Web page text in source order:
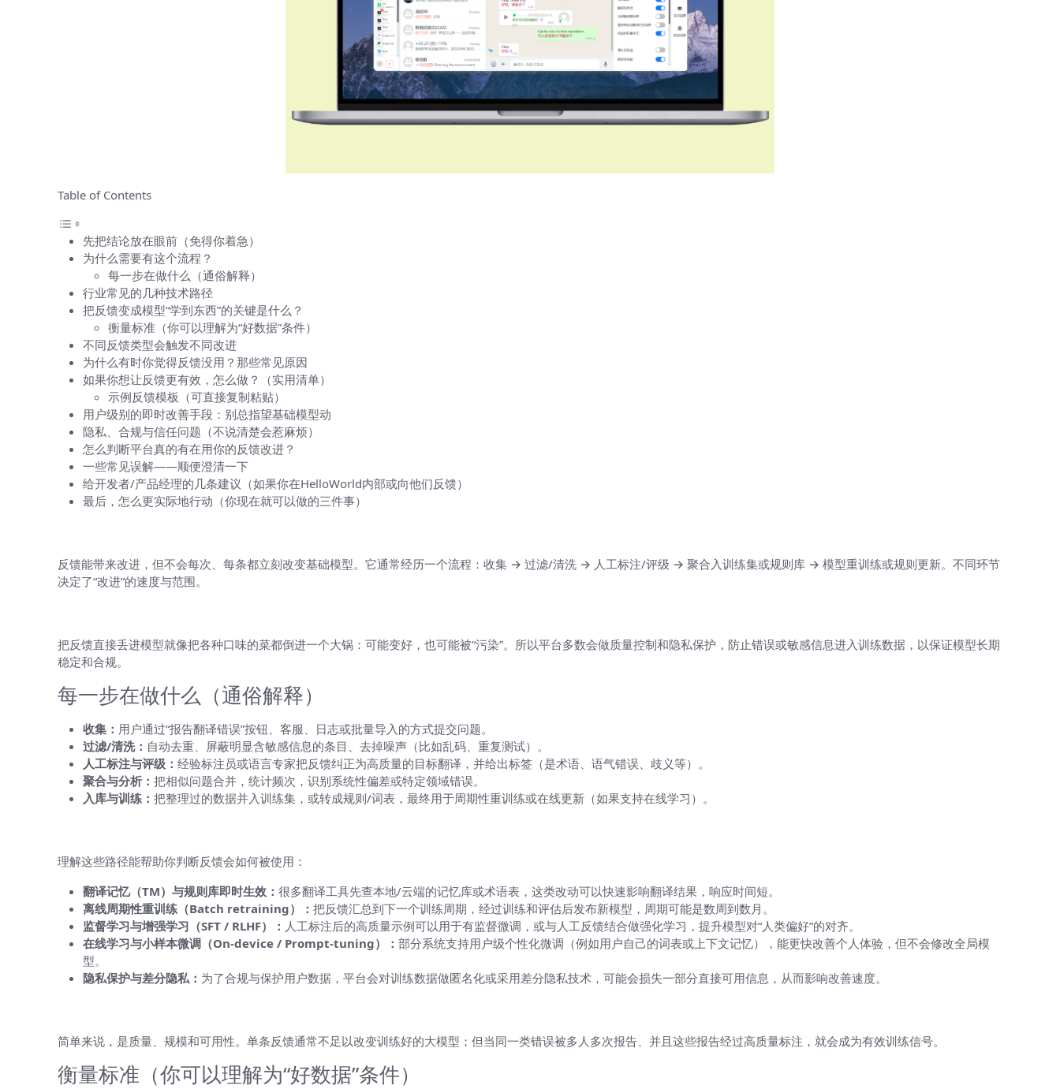
Table of Contents
先把结论放在眼前（免得你着急）
为什么需要有这个流程？
每一步在做什么（通俗解释）
行业常见的几种技术路径
把反馈变成模型“学到东西”的关键是什么？
衡量标准（你可以理解为“好数据”条件）
不同反馈类型会触发不同改进
为什么有时你觉得反馈没用？那些常见原因
如果你想让反馈更有效，怎么做？（实用清单）
示例反馈模板（可直接复制粘贴）
用户级别的即时改善手段：别总指望基础模型动
隐私、合规与信任问题（不说清楚会惹麻烦）
怎么判断平台真的有在用你的反馈改进？
一些常见误解——顺便澄清一下
给开发者/产品经理的几条建议（如果你在HelloWorld内部或向他们反馈）
最后，怎么更实际地行动（你现在就可以做的三件事）
反馈能带来改进，但不会每次、每条都立刻改变基础模型。它通常经历一个流程：收集 → 过滤/清洗 → 人工标注/评级 → 聚合入训练集或规则库 → 模型重训练或规则更新。不同环节
决定了“改进”的速度与范围。
把反馈直接丢进模型就像把各种口味的菜都倒进一个大锅：可能变好，也可能被“污染”。所以平台多数会做质量控制和隐私保护，防止错误或敏感信息进入训练数据，以保证模型长期
稳定和合规。
每一步在做什么（通俗解释）
收集： 用户通过“报告翻译错误”按钮、客服、日志或批量导入的方式提交问题。
过滤/清洗： 自动去重、屏蔽明显含敏感信息的条目、去掉噪声（比如乱码、重复测试）。
人工标注与评级： 经验标注员或语言专家把反馈纠正为高质量的目标翻译，并给出标签（是术语、语气错误、歧义等）。
聚合与分析： 把相似问题合并，统计频次，识别系统性偏差或特定领域错误。
入库与训练： 把整理过的数据并入训练集，或转成规则/词表，最终用于周期性重训练或在线更新（如果支持在线学习）。
理解这些路径能帮助你判断反馈会如何被使用：
翻译记忆（TM）与规则库即时生效： 很多翻译工具先查本地/云端的记忆库或术语表，这类改动可以快速影响翻译结果，响应时间短。
离线周期性重训练（Batch retraining）： 把反馈汇总到下一个训练周期，经过训练和评估后发布新模型，周期可能是数周到数月。
监督学习与增强学习（SFT / RLHF）： 人工标注后的高质量示例可以用于有监督微调，或与人工反馈结合做强化学习，提升模型对“人类偏好”的对齐。
在线学习与小样本微调（On-device / Prompt-tuning）： 部分系统支持用户级个性化微调（例如用户自己的词表或上下文记忆），能更快改善个人体验，但不会修改全局模
型。
隐私保护与差分隐私： 为了合规与保护用户数据，平台会对训练数据做匿名化或采用差分隐私技术，可能会损失一部分直接可用信息，从而影响改善速度。
简单来说，是质量、规模和可用性。单条反馈通常不足以改变训练好的大模型；但当同一类错误被多人多次报告、并且这些报告经过高质量标注，就会成为有效训练信号。
衡量标准（你可以理解为“好数据”条件）